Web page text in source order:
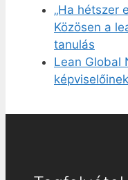
„Ha hétszer
Közösen a
tanulás
Lean Global